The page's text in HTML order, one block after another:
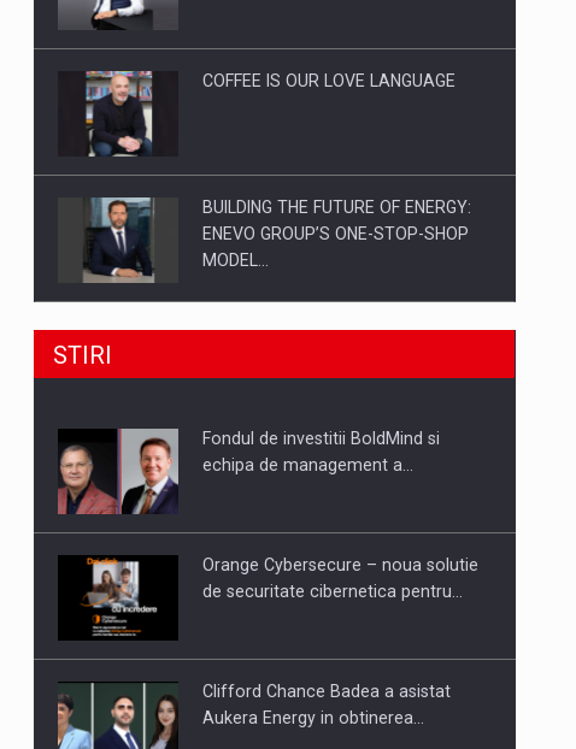
COFFEE IS OUR LOVE LANGUAGE
BUILDING THE FUTURE OF ENERGY:
ENEVO GROUP’S ONE-STOP-SHOP
MODEL…
ROOTED IN ROMANIA, BUILT TO
PUTTING ROMANIAN CORPORATE
STIRI
Fondul de investitii BoldMind si
echipa de management a…
Orange Cybersecure – noua solutie
de securitate cibernetica pentru…
Clifford Chance Badea a asistat
Aukera Energy in obtinerea…